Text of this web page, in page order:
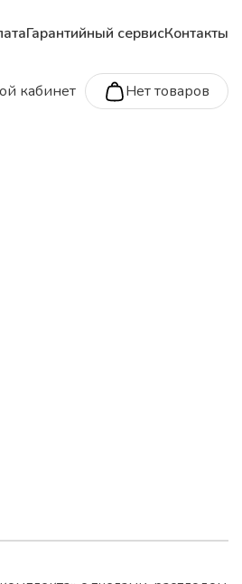
Гарантийный сервисКонтакты
кабинет Нет товаров